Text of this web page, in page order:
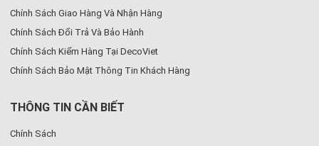
Chính Sách Giao Hàng Và Nhận Hàng
Chính Sách Đổi Trả Và Bảo Hành
Chính Sách Kiểm Hàng Tại DecoViet
Chính Sách Bảo Mật Thông Tin Khách Hàng
THÔNG TIN CẦN BIẾT
Chính Sách